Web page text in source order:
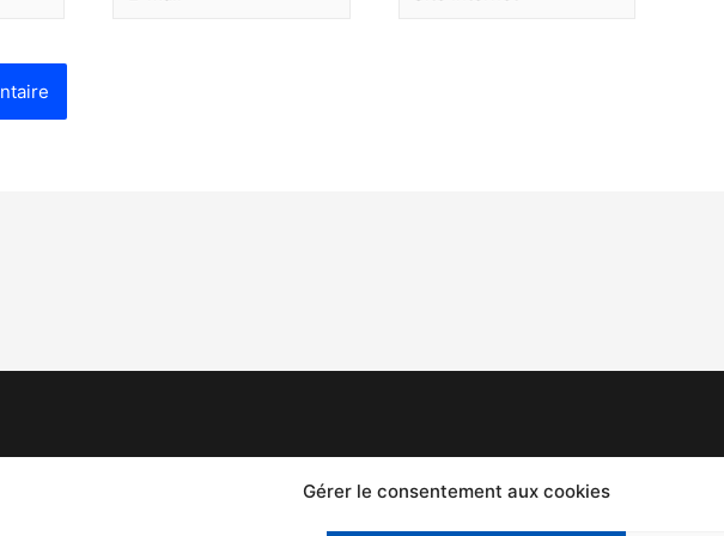
Gérer le consentement aux cookies
Mentions légales